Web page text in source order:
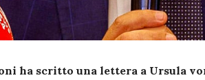
ha scritto una lettera a Ursula